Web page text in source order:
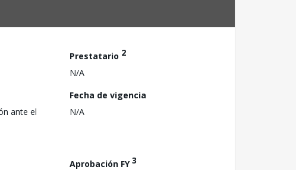
Prestatario 2
N/A
ante el
Fecha de vigencia
N/A
Aprobación FY3